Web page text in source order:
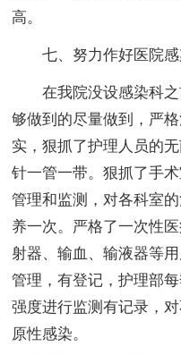
高。
七、努力作好医院感
在我院没设感染科
够做到的尽量做到，严
实，狠抓了护理人员的
针一管一带。狠抓了手
管理和监测，对各科室
养一次。严格了一次性
射器、输血、输液器等
管理，有登记，护理部
强度进行监测有记录，
原性感染。